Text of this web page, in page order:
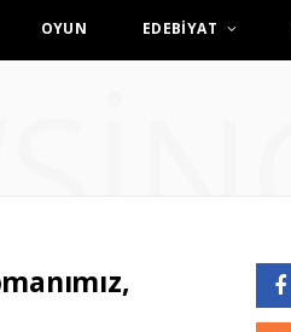
OYUN EDEBİYAT